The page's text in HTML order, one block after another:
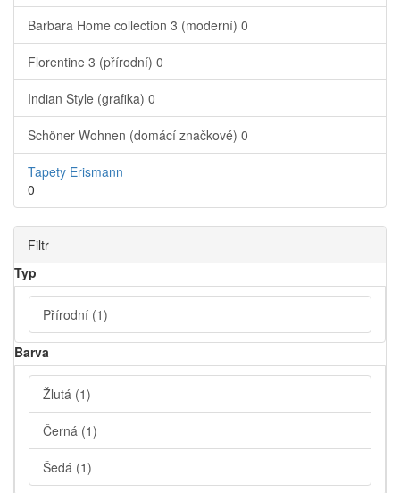
Barbara Home collection 3 (moderní) 0
Florentine 3 (přírodní) 0
Indian Style (grafika) 0
Schöner Wohnen (domácí značkové) 0
Tapety Erismann
0
Filtr
Typ
Přírodní (1)
Barva
Žlutá (1)
Černá (1)
Šedá (1)